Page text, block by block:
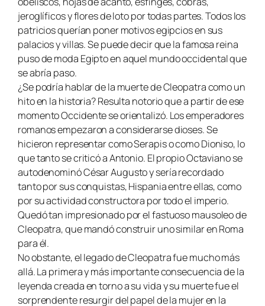
jeroglíficos y flores de loto por todas partes. Todos los
patricios querían poner motivos egipcios en sus
palacios y villas. Se puede decir que la famosa reina
puso de moda Egipto en aquel mundo occidental que
se abría paso.
¿Se podría hablar de la muerte de Cleopatra como un
hito en la historia? Resulta notorio que a partir de ese
momento Occidente se orientalizó. Los emperadores
romanos empezaron a considerarse dioses. Se
hicieron representar como Serapis o como Dioniso, lo
que tanto se criticó a Antonio. El propio Octaviano se
autodenominó César Augusto y sería recordado
tanto por sus conquistas, Hispania entre ellas, como
por su actividad constructora por todo el imperio.
Quedó tan impresionado por el fastuoso mausoleo de
Cleopatra, que mandó construir uno similar en Roma
para él.
No obstante, el legado de Cleopatra fue mucho más
allá. La primera y más importante consecuencia de la
leyenda creada en torno a su vida y su muerte fue el
sorprendente resurgir del papel de la mujer en la